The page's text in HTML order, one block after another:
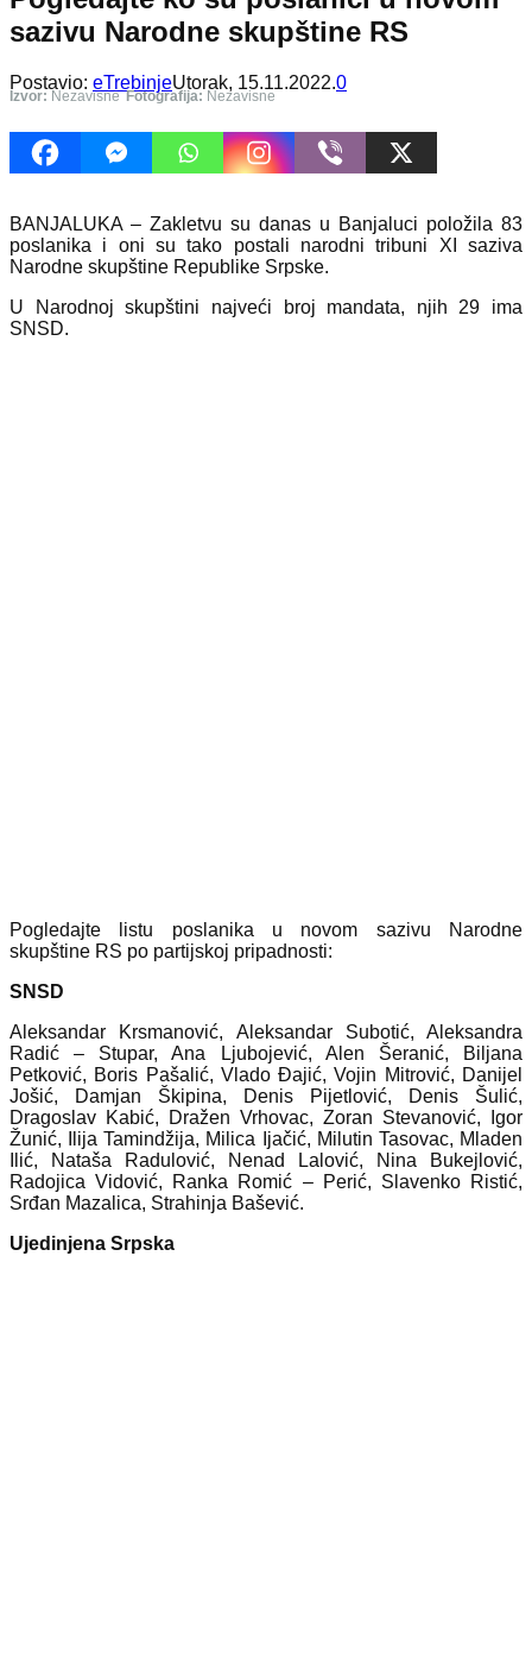
sazivu Narodne skupštine RS
Postavio: eTrebinjeUtorak, 15.11.2022.0
Izvor: Nezavisne Fotografija: Nezavisne
BANJALUKA – Zakletvu su danas u Banjaluci položila 83
poslanika i oni su tako postali narodni tribuni XI saziva
Narodne skupštine Republike Srpske.
U Narodnoj skupštini najveći broj mandata, njih 29 ima
SNSD.
Pogledajte listu poslanika u novom sazivu Narodne
skupštine RS po partijskoj pripadnosti:
SNSD
Aleksandar Krsmanović, Aleksandar Subotić, Aleksandra
Radić – Stupar, Ana Ljubojević, Alen Šeranić, Biljana
Petković, Boris Pašalić, Vlado Đajić, Vojin Mitrović, Danijel
Јošić, Damjan Škipina, Denis Pijetlović, Denis Šulić,
Dragoslav Kabić, Dražen Vrhovac, Zoran Stevanović, Igor
Žunić, Ilija Tamindžija, Milica Ijačić, Milutin Tasovac, Mladen
Ilić, Nataša Radulović, Nenad Lalović, Nina Bukejlović,
Radojica Vidović, Ranka Romić – Perić, Slavenko Ristić,
Srđan Mazalica, Strahinja Bašević.
Ujedinjena Srpska